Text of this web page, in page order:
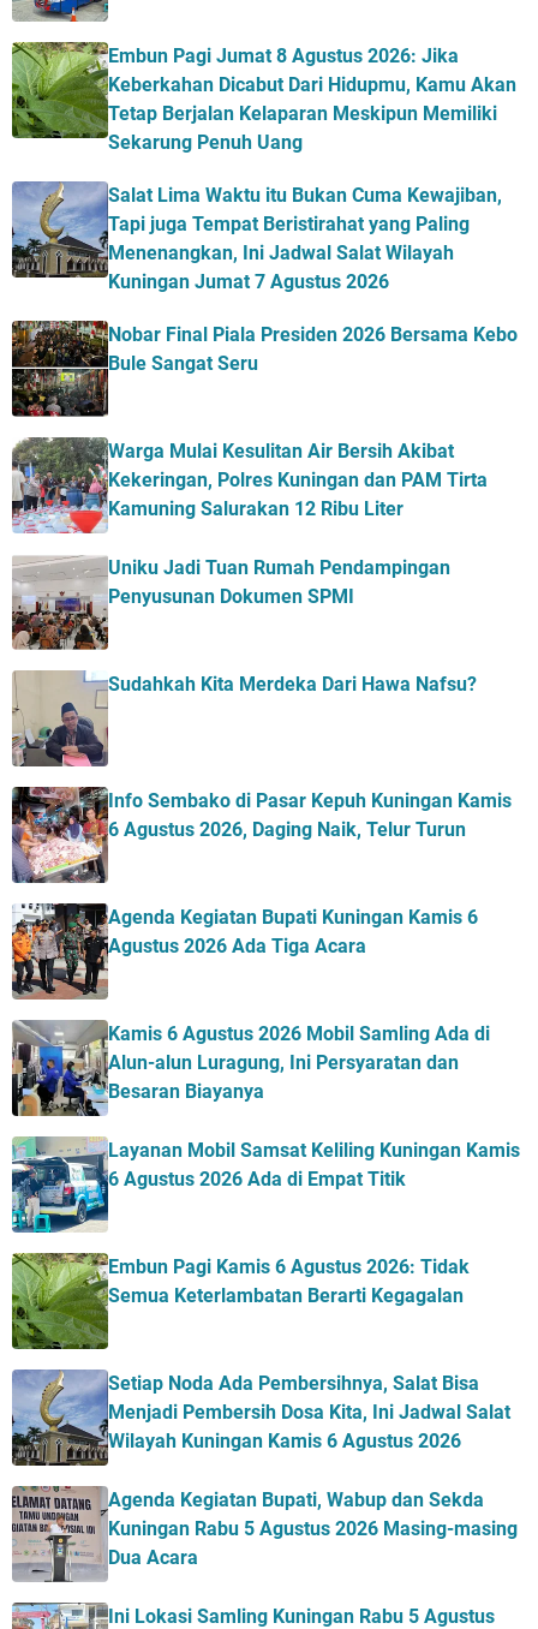
Embun Pagi Jumat 8 Agustus 2026: Jika
Keberkahan Dicabut Dari Hidupmu, Kamu Akan
Tetap Berjalan Kelaparan Meskipun Memiliki
Sekarung Penuh Uang
Salat Lima Waktu itu Bukan Cuma Kewajiban,
Tapi juga Tempat Beristirahat yang Paling
Menenangkan, Ini Jadwal Salat Wilayah
Kuningan Jumat 7 Agustus 2026
Nobar Final Piala Presiden 2026 Bersama Kebo
Bule Sangat Seru
Warga Mulai Kesulitan Air Bersih Akibat
Kekeringan, Polres Kuningan dan PAM Tirta
Kamuning Salurakan 12 Ribu Liter
Uniku Jadi Tuan Rumah Pendampingan
Penyusunan Dokumen SPMI
Sudahkah Kita Merdeka Dari Hawa Nafsu?
Info Sembako di Pasar Kepuh Kuningan Kamis
6 Agustus 2026, Daging Naik, Telur Turun
Agenda Kegiatan Bupati Kuningan Kamis 6
Agustus 2026 Ada Tiga Acara
Kamis 6 Agustus 2026 Mobil Samling Ada di
Alun-alun Luragung, Ini Persyaratan dan
Besaran Biayanya
Layanan Mobil Samsat Keliling Kuningan Kamis
6 Agustus 2026 Ada di Empat Titik
Embun Pagi Kamis 6 Agustus 2026: Tidak
Semua Keterlambatan Berarti Kegagalan
Setiap Noda Ada Pembersihnya, Salat Bisa
Menjadi Pembersih Dosa Kita, Ini Jadwal Salat
Wilayah Kuningan Kamis 6 Agustus 2026
Agenda Kegiatan Bupati, Wabup dan Sekda
Kuningan Rabu 5 Agustus 2026 Masing-masing
Dua Acara
Ini Lokasi Samling Kuningan Rabu 5 Agustus